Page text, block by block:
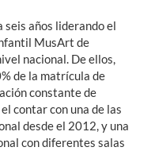
años liderando el
MusArt de
nacional. De ellos,
de la matrícula de
constante de
contar con una de las
desde el 2012, y una
con diferentes salas